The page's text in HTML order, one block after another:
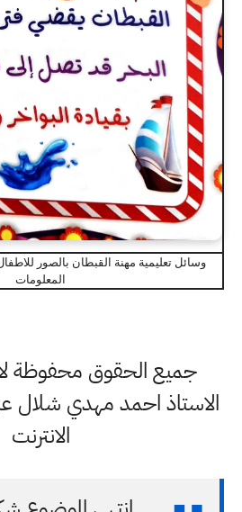
المعلومات
جميع الحقوق محفوظة
الاستاذ احمد مهدي شلال
الانترنت